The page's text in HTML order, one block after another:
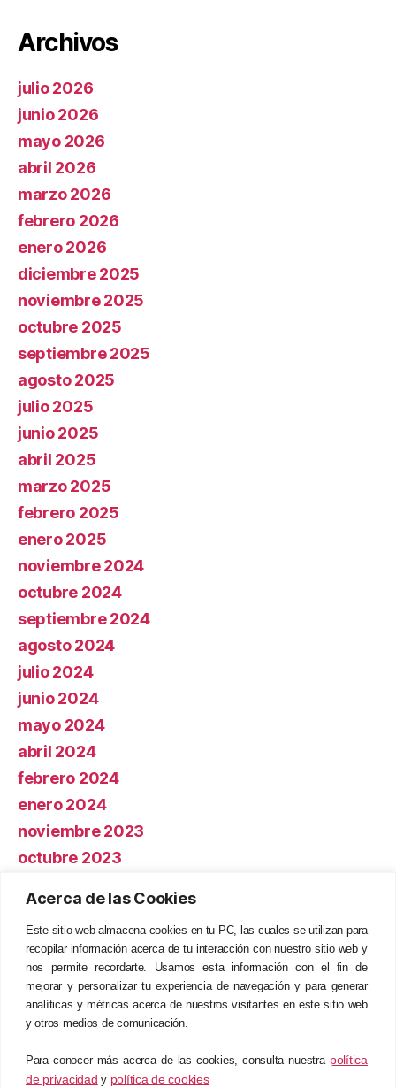
Acerca de las Cookies
Este sitio web almacena cookies en tu PC, las cuales se utilizan para
recopilar información acerca de tu interacción con nuestro sitio web y
nos permite recordarte. Usamos esta información con el fin de
mejorar y personalizar tu experiencia de navegación y para generar
analíticas y métricas acerca de nuestros visitantes en este sitio web
y otros medios de comunicación.
Para conocer más acerca de las cookies, consulta nuestra política
de privacidad y política de cookies
Archivos
julio 2026
junio 2026
mayo 2026
abril 2026
marzo 2026
febrero 2026
enero 2026
diciembre 2025
noviembre 2025
octubre 2025
septiembre 2025
agosto 2025
julio 2025
junio 2025
abril 2025
marzo 2025
febrero 2025
enero 2025
noviembre 2024
octubre 2024
septiembre 2024
agosto 2024
julio 2024
junio 2024
mayo 2024
abril 2024
febrero 2024
enero 2024
noviembre 2023
octubre 2023
Categorías
ERP
Eventos
HCM